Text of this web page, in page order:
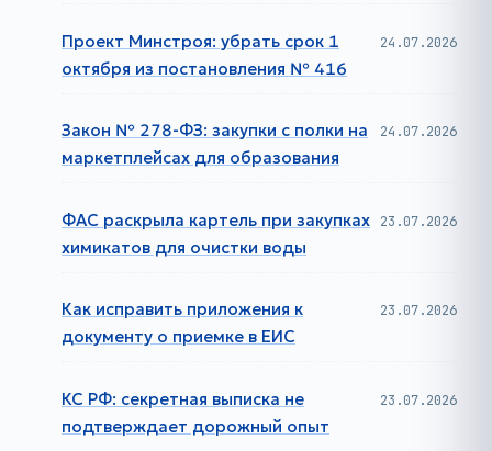
Проект Минстроя: убрать срок 1
октября из постановления № 416
24.07.2026
Закон № 278-ФЗ: закупки с полки на
маркетплейсах для образования
24.07.2026
ФАС раскрыла картель при закупках
химикатов для очистки воды
23.07.2026
Как исправить приложения к
документу о приемке в ЕИС
23.07.2026
КС РФ: секретная выписка не
подтверждает дорожный опыт
23.07.2026